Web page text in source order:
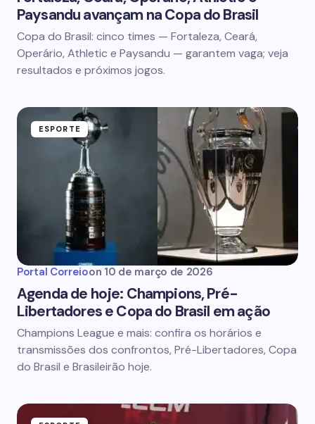
Paysandu avançam na Copa do Brasil
Copa do Brasil: cinco times — Fortaleza, Ceará,
Operário, Athletic e Paysandu — garantem vaga; veja
resultados e próximos jogos.
ESPORTE
Portal Correioon 10 de março de 2026
Agenda de hoje: Champions, Pré-
Libertadores e Copa do Brasil em ação
Champions League e mais: confira os horários e
transmissões dos confrontos, Pré-Libertadores, Copa
do Brasil e Brasileirão hoje.